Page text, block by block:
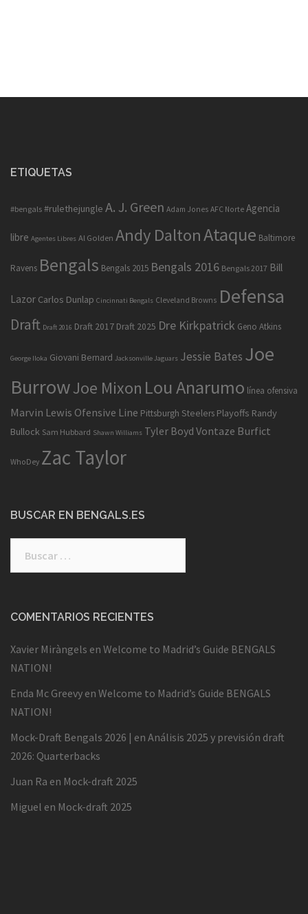
ETIQUETAS
#bengals #rulethejungle A. J. Green Adam Jones AFC Norte Agencia
libre Agentes Libres Al Golden Andy DaltonAtaque Baltimore
Ravens Bengals Bengals 2015 Bengals 2016 Bengals 2017 Bill
Lazor Carlos Dunlap Cincinnati Bengals Cleveland Browns Defensa
Draft Draft 2016 Draft 2017 Draft 2025 Dre Kirkpatrick Geno Atkins
George Iloka Giovani Bernard Jacksonville Jaguars Jessie Bates Joe
BurrowJoe Mixon Lou Anarumo línea ofensiva
Marvin Lewis Ofensive Line Pittsburgh Steelers Playoffs Randy
Bullock Sam Hubbard Shawn Williams Tyler Boyd Vontaze Burfict
WhoDey Zac Taylor
BUSCAR EN BENGALS.ES
COMENTARIOS RECIENTES
Xavier Miràngels en Welcome to Madrid’s Guide BENGALS
NATION!
Enda Mc Greevy en Welcome to Madrid’s Guide BENGALS
NATION!
Mock-Draft Bengals 2026 | en Análisis 2025 y previsión draft
2026: Quarterbacks
Juan Ra en Mock-draft 2025
Miguel en Mock-draft 2025